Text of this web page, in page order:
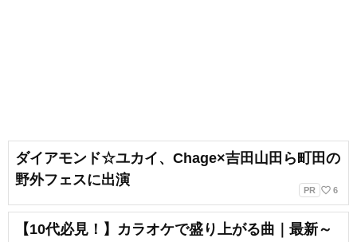
ダイアモンド☆ユカイ、Chage×吉田山田ら町田の
野外フェスに出演
PR favorite_border 6
【10代必見！】カラオケで盛り上がる曲｜最新～